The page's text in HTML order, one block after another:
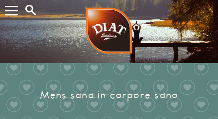
Buscar...
Mens sana in corpore sano